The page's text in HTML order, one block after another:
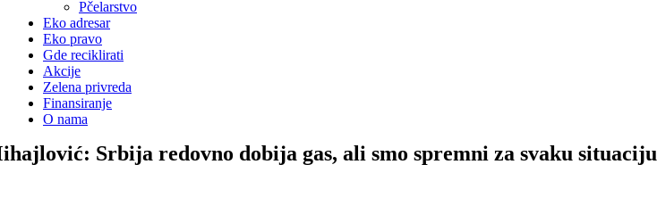
Pčelarstvo
Eko adresar
Eko pravo
Gde reciklirati
Akcije
Zelena privreda
Finansiranje
O nama
Srbija redovno dobija gas, ali smo spremni za svaku situaciju